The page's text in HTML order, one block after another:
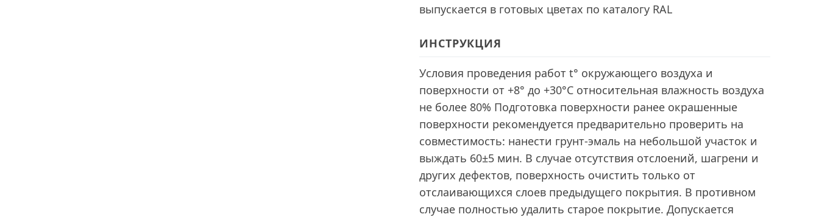
выпускается в готовых цветах по каталогу RAL
ИНСТРУКЦИЯ
Условия проведения работ t° окружающего воздуха и
поверхности от +8° до +30°С относительная влажность воздуха
не более 80% Подготовка поверхности ранее окрашенные
поверхности рекомендуется предварительно проверить на
совместимость: нанести грунт-эмаль на небольшой участок и
выждать 60±5 мин. В случае отсутствия отслоений, шагрени и
других дефектов, поверхность очистить только от
отслаивающихся слоев предыдущего покрытия. В противном
случае полностью удалить старое покрытие. Допускается